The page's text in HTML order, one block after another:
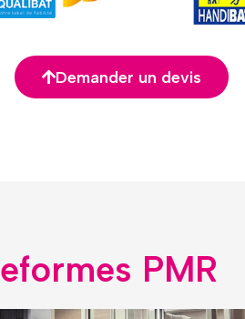
Demander un devis
PMR